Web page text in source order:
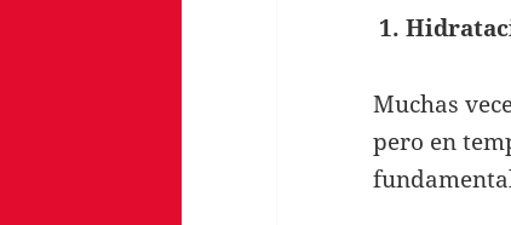
1.
Muchas
pero en